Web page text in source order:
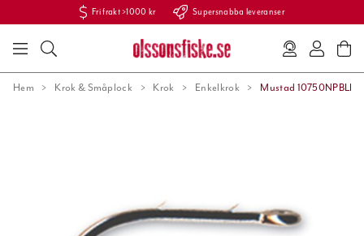
Fri frakt >1000 kr Supersnabba leveranser
Hem Krok & Småplock Krok Enkelkrok Mustad 10750NPBLN.